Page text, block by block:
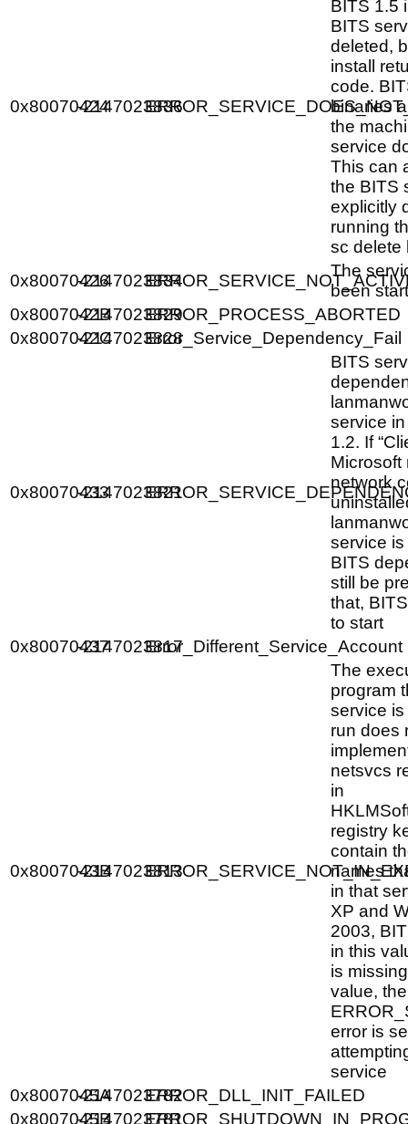
0x80070424-2147023836
BITS 1.5
BITS
deleted,
install
code.
binaries
the
service
This can
the BITS
explicitly
running
sc delete
0x80070426-2147023834
The
been
0x8007042B-2147023829ERROR_PROCESS_ABORTED
0x8007042C-2147023828Error_Service_Dependency_Fail
0x80070433-2147023821
BITS
service
1.2. If
Microsoft
network
service
BITS
still be
that,
to start
0x80070437-2147023817Error_Different_Service_Account
0x8007043B-2147023813
The
program
service
run does
netsvcs
in
registry
contain
names
in that
XP and
2003,
in this
is
value,
error is
service
0x8007045A-2147023782ERROR_DLL_INIT_FAILED
0x8007045B-2147023781